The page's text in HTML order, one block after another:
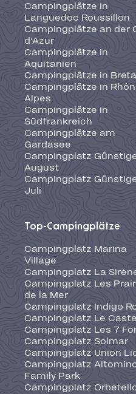
Campingplätze in
Languedoc Roussillon
Campingplätze an der
d'Azur
Campingplätze in
Aquitanien
Campingplätze in
Campingplätze in
Alpes
Campingplätze in
Südfrankreich
Campingplätze am
Gardasee
Campingplatz
August
Campingplatz
Juli
Top-Campingplätze
Campingplatz Marina
Village
Campingplatz La
Campingplatz Les
de la Mer
Campingplatz Indigo
Campingplatz Le
Campingplatz Les 7
Campingplatz Solmar
Campingplatz Union
Campingplatz
Family Park
Campingplatz